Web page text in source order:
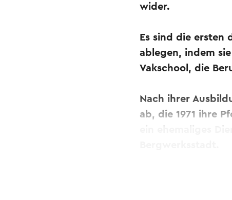
wider.
Es sind die ersten
ablegen, indem
Vakschool, die
Nach ihrer
ab, die 1971 ihre